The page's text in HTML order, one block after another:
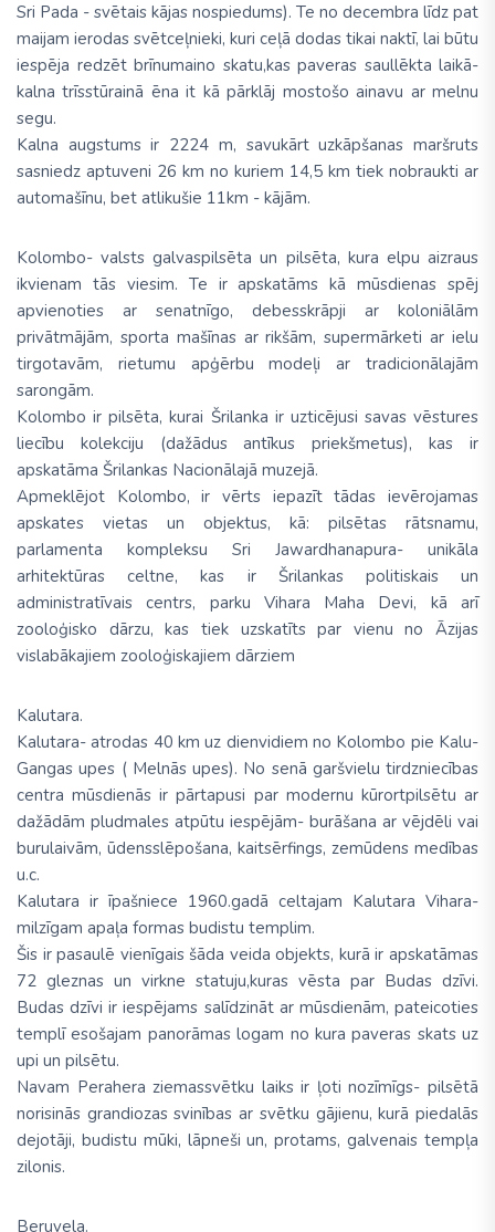
Sri Pada - svētais kājas nospiedums). Te no decembra līdz pat
maijam ierodas svētceļnieki, kuri ceļā dodas tikai naktī, lai būtu
iespēja redzēt brīnumaino skatu,kas paveras saullēkta laikā-
kalna trīsstūrainā ēna it kā pārklāj mostošo ainavu ar melnu
segu.
Kalna augstums ir 2224 m, savukārt uzkāpšanas maršruts
sasniedz aptuveni 26 km no kuriem 14,5 km tiek nobraukti ar
automašīnu, bet atlikušie 11km - kājām.
Kolombo- valsts galvaspilsēta un pilsēta, kura elpu aizraus
ikvienam tās viesim. Te ir apskatāms kā mūsdienas spēj
apvienoties ar senatnīgo, debesskrāpji ar koloniālām
privātmājām, sporta mašīnas ar rikšām, supermārketi ar ielu
tirgotavām, rietumu apģērbu modeļi ar tradicionālajām
sarongām.
Kolombo ir pilsēta, kurai Šrilanka ir uzticējusi savas vēstures
liecību kolekciju (dažādus antīkus priekšmetus), kas ir
apskatāma Šrilankas Nacionālajā muzejā.
Apmeklējot Kolombo, ir vērts iepazīt tādas ievērojamas
apskates vietas un objektus, kā: pilsētas rātsnamu,
parlamenta kompleksu Sri Jawardhanapura- unikāla
arhitektūras celtne, kas ir Šrilankas politiskais un
administratīvais centrs, parku Vihara Maha Devi, kā arī
zooloģisko dārzu, kas tiek uzskatīts par vienu no Āzijas
vislabākajiem zooloģiskajiem dārziem
Kalutara.
Kalutara- atrodas 40 km uz dienvidiem no Kolombo pie Kalu-
Gangas upes ( Melnās upes). No senā garšvielu tirdzniecības
centra mūsdienās ir pārtapusi par modernu kūrortpilsētu ar
dažādām pludmales atpūtu iespējām- burāšana ar vējdēli vai
burulaivām, ūdensslēpošana, kaitsērfings, zemūdens medības
u.c.
Kalutara ir īpašniece 1960.gadā celtajam Kalutara Vihara-
milzīgam apaļa formas budistu templim.
Šis ir pasaulē vienīgais šāda veida objekts, kurā ir apskatāmas
72 gleznas un virkne statuju,kuras vēsta par Budas dzīvi.
Budas dzīvi ir iespējams salīdzināt ar mūsdienām, pateicoties
templī esošajam panorāmas logam no kura paveras skats uz
upi un pilsētu.
Navam Perahera ziemassvētku laiks ir ļoti nozīmīgs- pilsētā
norisinās grandiozas svinības ar svētku gājienu, kurā piedalās
dejotāji, budistu mūki, lāpneši un, protams, galvenais tempļa
zilonis.
Beruvela.